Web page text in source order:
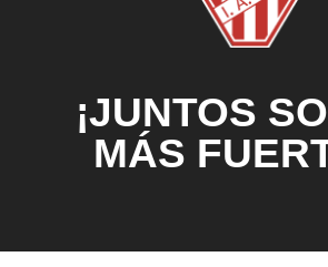
¡JUNTOS
MÁS